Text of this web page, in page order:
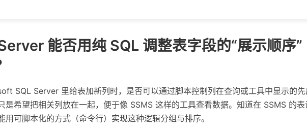
能否用纯 SQL 调整表字段的“展示顺序
SQL Server 里给表加新列时，是否可以通过脚本控制列在查询或工具中显示的
是希望把相关列放在一起，便于像 SSMS 这样的工具查看数据。知道在 SSMS 的表
用可脚本化的方式（命令行）实现这种逻辑分组与排序。